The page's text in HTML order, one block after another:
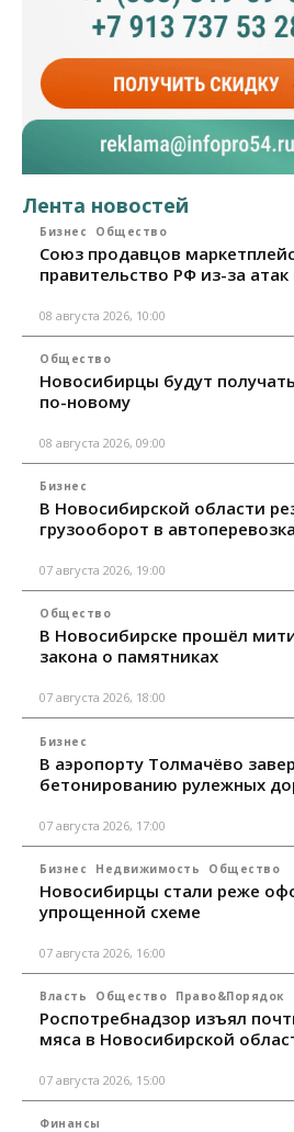
Лента новостей
Бизнес Общество
Союз продавцов
правительство РФ из-за атак
08 августа 2026, 10:00
Общество
Новосибирцы будут
по-новому
08 августа 2026, 09:00
Бизнес
В Новосибирской области
грузооборот в
07 августа 2026, 19:00
Общество
В Новосибирске прошёл
закона о памятниках
07 августа 2026, 18:00
Бизнес
В аэропорту Толмачёво
бетонированию рулежных
07 августа 2026, 17:00
Бизнес Недвижимость Общество
Новосибирцы стали реже
упрощенной схеме
07 августа 2026, 16:00
Власть Общество Право&Порядок
Роспотребнадзор изъял
мяса в Новосибирской
07 августа 2026, 15:00
Финансы